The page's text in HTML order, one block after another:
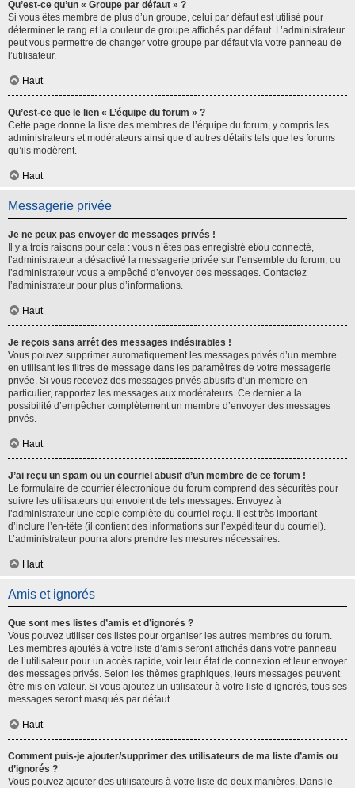
Qu’est-ce qu’un « Groupe par défaut » ?
Si vous êtes membre de plus d’un groupe, celui par défaut est utilisé pour
déterminer le rang et la couleur de groupe affichés par défaut. L’administrateur
peut vous permettre de changer votre groupe par défaut via votre panneau de
l’utilisateur.
Haut
Qu’est-ce que le lien « L’équipe du forum » ?
Cette page donne la liste des membres de l’équipe du forum, y compris les
administrateurs et modérateurs ainsi que d’autres détails tels que les forums
qu’ils modèrent.
Haut
Messagerie privée
Je ne peux pas envoyer de messages privés !
Il y a trois raisons pour cela : vous n’êtes pas enregistré et/ou connecté,
l’administrateur a désactivé la messagerie privée sur l’ensemble du forum, ou
l’administrateur vous a empêché d’envoyer des messages. Contactez
l’administrateur pour plus d’informations.
Haut
Je reçois sans arrêt des messages indésirables !
Vous pouvez supprimer automatiquement les messages privés d’un membre
en utilisant les filtres de message dans les paramètres de votre messagerie
privée. Si vous recevez des messages privés abusifs d’un membre en
particulier, rapportez les messages aux modérateurs. Ce dernier a la
possibilité d’empêcher complètement un membre d’envoyer des messages
privés.
Haut
J’ai reçu un spam ou un courriel abusif d’un membre de ce forum !
Le formulaire de courrier électronique du forum comprend des sécurités pour
suivre les utilisateurs qui envoient de tels messages. Envoyez à
l’administrateur une copie complète du courriel reçu. Il est très important
d’inclure l’en-tête (il contient des informations sur l’expéditeur du courriel).
L’administrateur pourra alors prendre les mesures nécessaires.
Haut
Amis et ignorés
Que sont mes listes d’amis et d’ignorés ?
Vous pouvez utiliser ces listes pour organiser les autres membres du forum.
Les membres ajoutés à votre liste d’amis seront affichés dans votre panneau
de l’utilisateur pour un accès rapide, voir leur état de connexion et leur envoyer
des messages privés. Selon les thèmes graphiques, leurs messages peuvent
être mis en valeur. Si vous ajoutez un utilisateur à votre liste d’ignorés, tous ses
messages seront masqués par défaut.
Haut
Comment puis-je ajouter/supprimer des utilisateurs de ma liste d’amis ou
d’ignorés ?
Vous pouvez ajouter des utilisateurs à votre liste de deux manières. Dans le